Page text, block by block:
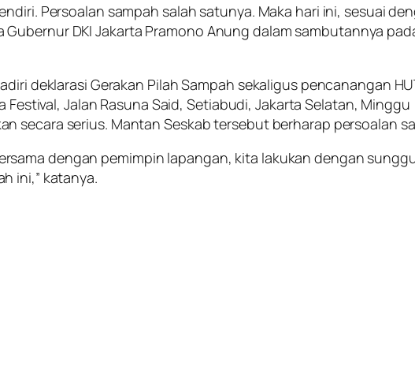
Persoalan sampah salah satunya. Maka hari ini, sesuai
DKI Jakarta Pramono Anung dalam sambutannya
deklarasi Gerakan Pilah Sampah sekaligus pencanangan
Festival, Jalan Rasuna Said, Setiabudi, Jakarta Selatan,
secara serius. Mantan Seskab tersebut berharap persoalan
dengan pemimpin lapangan, kita lakukan dengan
ini,” katanya.